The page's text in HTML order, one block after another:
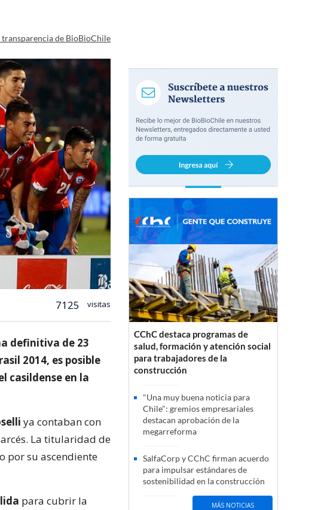
transparencia de BioBioChile
7125 visitas
definitiva de 23
2014, es posible
casildense en la
ya contaban con
La titularidad de
por su ascendiente
para cubrir la
CChC destaca programas de
salud, formación y atención social
para trabajadores de la
construcción
"Una muy buena noticia para
Chile": gremios empresariales
destacan aprobación de la
megarreforma
SalfaCorp y CChC firman acuerdo
para impulsar estándares de
sostenibilidad en la construcción
MÁS NOTICIAS